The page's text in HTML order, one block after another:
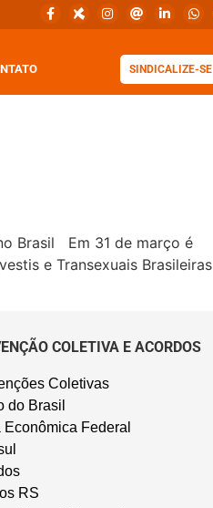
SINDICALIZE-SE
Brasil Em 31 de março é
e Transexuais Brasileiras
COLETIVA E ACORDOS
Coletivas
do Brasil
Econômica Federal
RS